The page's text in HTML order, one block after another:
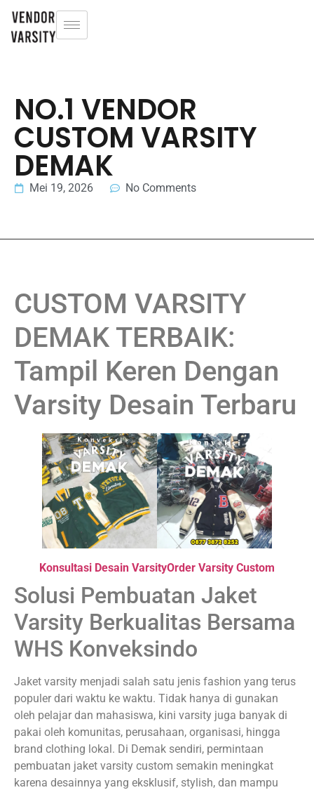
NO.1 VENDOR
CUSTOM VARSITY
DEMAK
Mei 19, 2026 No Comments
CUSTOM VARSITY
DEMAK TERBAIK:
Tampil Keren Dengan
Varsity Desain Terbaru
Konsultasi Desain VarsityOrder Varsity Custom
Solusi Pembuatan Jaket
Varsity Berkualitas Bersama
WHS Konveksindo
Jaket varsity menjadi salah satu jenis fashion yang terus
populer dari waktu ke waktu. Tidak hanya di gunakan
oleh pelajar dan mahasiswa, kini varsity juga banyak di
pakai oleh komunitas, perusahaan, organisasi, hingga
brand clothing lokal. Di Demak sendiri, permintaan
pembuatan jaket varsity custom semakin meningkat
karena desainnya yang eksklusif, stylish, dan mampu